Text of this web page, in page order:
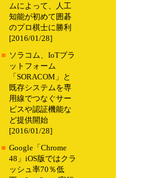
ムによって、人工
知能が初めて囲碁
のプロ棋士に勝利
[2016/01/28]
■ ソラコム、IoTプラ
ットフォーム
「SORACOM」と
既存システムを専
用線でつなぐサー
ビスや認証機能な
ど提供開始
[2016/01/28]
■ Google「Chrome
48」iOS版ではクラ
ッシュ率70％低